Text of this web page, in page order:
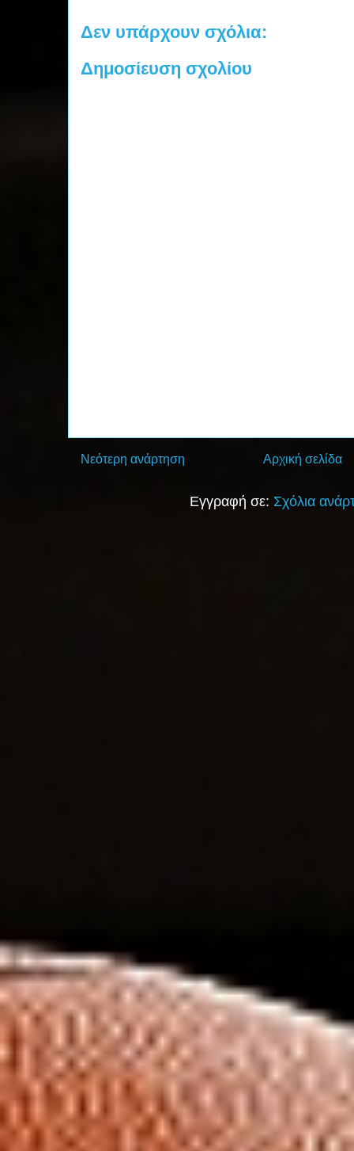
Δεν υπάρχουν σχόλια:
Δημοσίευση σχολίου
Νεότερη ανάρτηση Αρχική σελίδα
Εγγραφή σε: Σχόλια